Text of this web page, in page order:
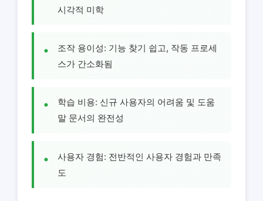
시각적 미학
조작 용이성: 기능 찾기 쉽고, 작동 프로세
스가 간소화됨
학습 비용: 신규 사용자의 어려움 및 도움
말 문서의 완전성
사용자 경험: 전반적인 사용자 경험과 만족
도